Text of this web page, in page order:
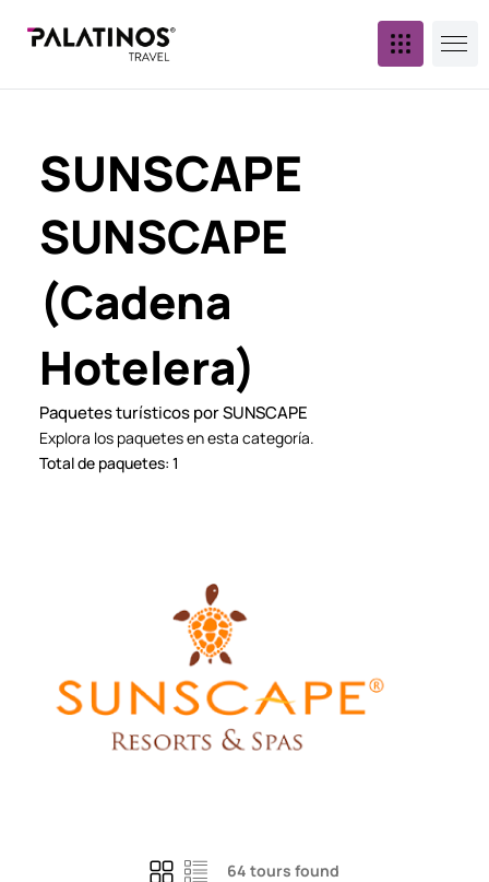
SUNSCAPE
SUNSCAPE
(Cadena
Hotelera)
Paquetes turísticos por SUNSCAPE
Explora los paquetes en esta categoría.
Total de paquetes: 1
64 tours found